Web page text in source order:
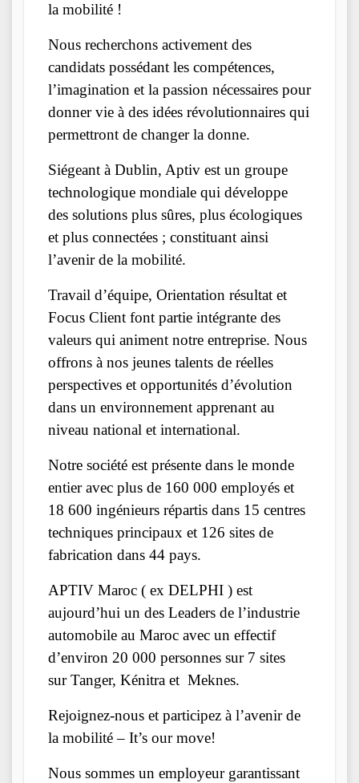
la mobilité !
Nous recherchons activement des
candidats possédant les compétences,
l’imagination et la passion nécessaires pour
donner vie à des idées révolutionnaires qui
permettront de changer la donne.
Siégeant à Dublin, Aptiv est un groupe
technologique mondiale qui développe
des solutions plus sûres, plus écologiques
et plus connectées ; constituant ainsi
l’avenir de la mobilité.
Travail d’équipe, Orientation résultat et
Focus Client font partie intégrante des
valeurs qui animent notre entreprise. Nous
offrons à nos jeunes talents de réelles
perspectives et opportunités d’évolution
dans un environnement apprenant au
niveau national et international.
Notre société est présente dans le monde
entier avec plus de 160 000 employés et
18 600 ingénieurs répartis dans 15 centres
techniques principaux et 126 sites de
fabrication dans 44 pays.
APTIV Maroc ( ex DELPHI ) est
aujourd’hui un des Leaders de l’industrie
automobile au Maroc avec un effectif
d’environ 20 000 personnes sur 7 sites
sur Tanger, Kénitra et Meknes.
Rejoignez-nous et participez à l’avenir de
la mobilité – It’s our move!
Nous sommes un employeur garantissant